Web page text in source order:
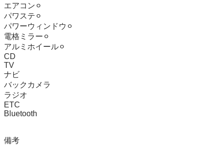
エアコン⚪︎
パワステ⚪︎
パワーウィンドウ⚪︎
電格ミラー⚪︎
アルミホイール⚪︎
CD
TV
ナビ
バックカメラ
ラジオ
ETC
Bluetooth
備考